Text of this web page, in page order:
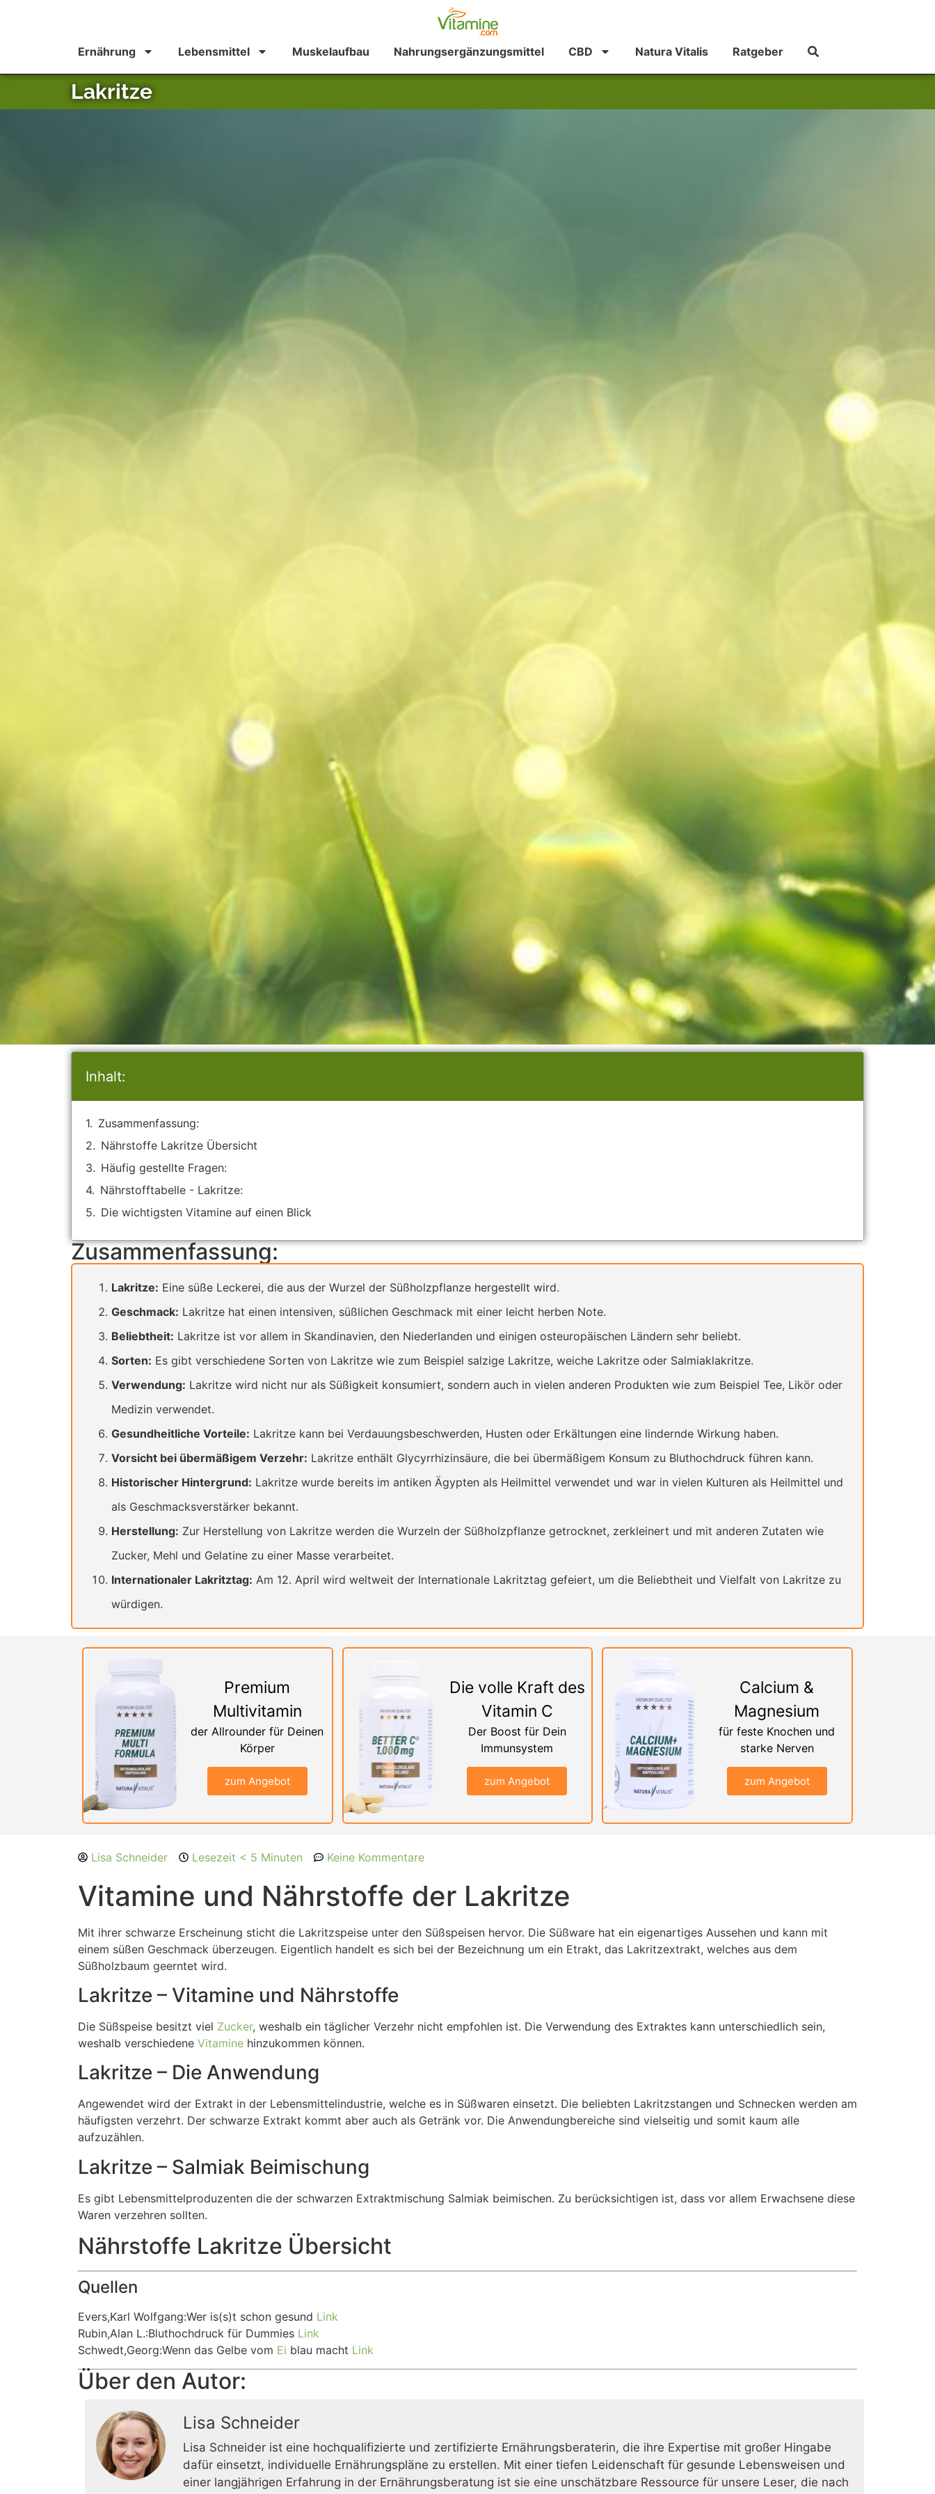
Ernährung Lebensmittel Muskelaufbau Nahrungsergänzungsmittel CBD Natura Vitalis Ratgeber
Lakritze
Inhalt:
Zusammenfassung:
Nährstoffe Lakritze Übersicht
Häufig gestellte Fragen:
Nährstofftabelle - Lakritze:
Die wichtigsten Vitamine auf einen Blick
Zusammenfassung:
Lakritze: Eine süße Leckerei, die aus der Wurzel der Süßholzpflanze hergestellt wird.
Geschmack: Lakritze hat einen intensiven, süßlichen Geschmack mit einer leicht herben Note.
Beliebtheit: Lakritze ist vor allem in Skandinavien, den Niederlanden und einigen osteuropäischen Ländern sehr beliebt.
Sorten: Es gibt verschiedene Sorten von Lakritze wie zum Beispiel salzige Lakritze, weiche Lakritze oder Salmiaklakritze.
Verwendung: Lakritze wird nicht nur als Süßigkeit konsumiert, sondern auch in vielen anderen Produkten wie zum Beispiel Tee, Likör oder
Medizin verwendet.
Gesundheitliche Vorteile: Lakritze kann bei Verdauungsbeschwerden, Husten oder Erkältungen eine lindernde Wirkung haben.
Vorsicht bei übermäßigem Verzehr: Lakritze enthält Glycyrrhizinsäure, die bei übermäßigem Konsum zu Bluthochdruck führen kann.
Historischer Hintergrund: Lakritze wurde bereits im antiken Ägypten als Heilmittel verwendet und war in vielen Kulturen als Heilmittel und
als Geschmacksverstärker bekannt.
Herstellung: Zur Herstellung von Lakritze werden die Wurzeln der Süßholzpflanze getrocknet, zerkleinert und mit anderen Zutaten wie
Zucker, Mehl und Gelatine zu einer Masse verarbeitet.
Internationaler Lakritztag: Am 12. April wird weltweit der Internationale Lakritztag gefeiert, um die Beliebtheit und Vielfalt von Lakritze zu
würdigen.
Premium
Multivitamin
der Allrounder für Deinen
Körper
zum Angebot
Die volle Kraft des
Vitamin C
Der Boost für Dein
Immunsystem
zum Angebot
Calcium &
Magnesium
für feste Knochen und
starke Nerven
zum Angebot
Lisa Schneider Lesezeit < 5 Minuten Keine Kommentare
Vitamine und Nährstoffe der Lakritze
Mit ihrer schwarze Erscheinung sticht die Lakritzspeise unter den Süßspeisen hervor. Die Süßware hat ein eigenartiges Aussehen und kann mit
einem süßen Geschmack überzeugen. Eigentlich handelt es sich bei der Bezeichnung um ein Etrakt, das Lakritzextrakt, welches aus dem
Süßholzbaum geerntet wird.
Lakritze – Vitamine und Nährstoffe
Die Süßspeise besitzt viel Zucker, weshalb ein täglicher Verzehr nicht empfohlen ist. Die Verwendung des Extraktes kann unterschiedlich sein,
weshalb verschiedene Vitamine hinzukommen können.
Lakritze – Die Anwendung
Angewendet wird der Extrakt in der Lebensmittelindustrie, welche es in Süßwaren einsetzt. Die beliebten Lakritzstangen und Schnecken werden am
häufigsten verzehrt. Der schwarze Extrakt kommt aber auch als Getränk vor. Die Anwendungbereiche sind vielseitig und somit kaum alle
aufzuzählen.
Lakritze – Salmiak Beimischung
Es gibt Lebensmittelproduzenten die der schwarzen Extraktmischung Salmiak beimischen. Zu berücksichtigen ist, dass vor allem Erwachsene diese
Waren verzehren sollten.
Nährstoffe Lakritze Übersicht
Quellen
Evers,Karl Wolfgang:Wer is(s)t schon gesund Link
Rubin,Alan L.:Bluthochdruck für Dummies Link
Schwedt,Georg:Wenn das Gelbe vom Ei blau macht Link
Über den Autor:
Lisa Schneider
Lisa Schneider ist eine hochqualifizierte und zertifizierte Ernährungsberaterin, die ihre Expertise mit großer Hingabe
dafür einsetzt, individuelle Ernährungspläne zu erstellen. Mit einer tiefen Leidenschaft für gesunde Lebensweisen und
einer langjährigen Erfahrung in der Ernährungsberatung ist sie eine unschätzbare Ressource für unsere Leser, die nach